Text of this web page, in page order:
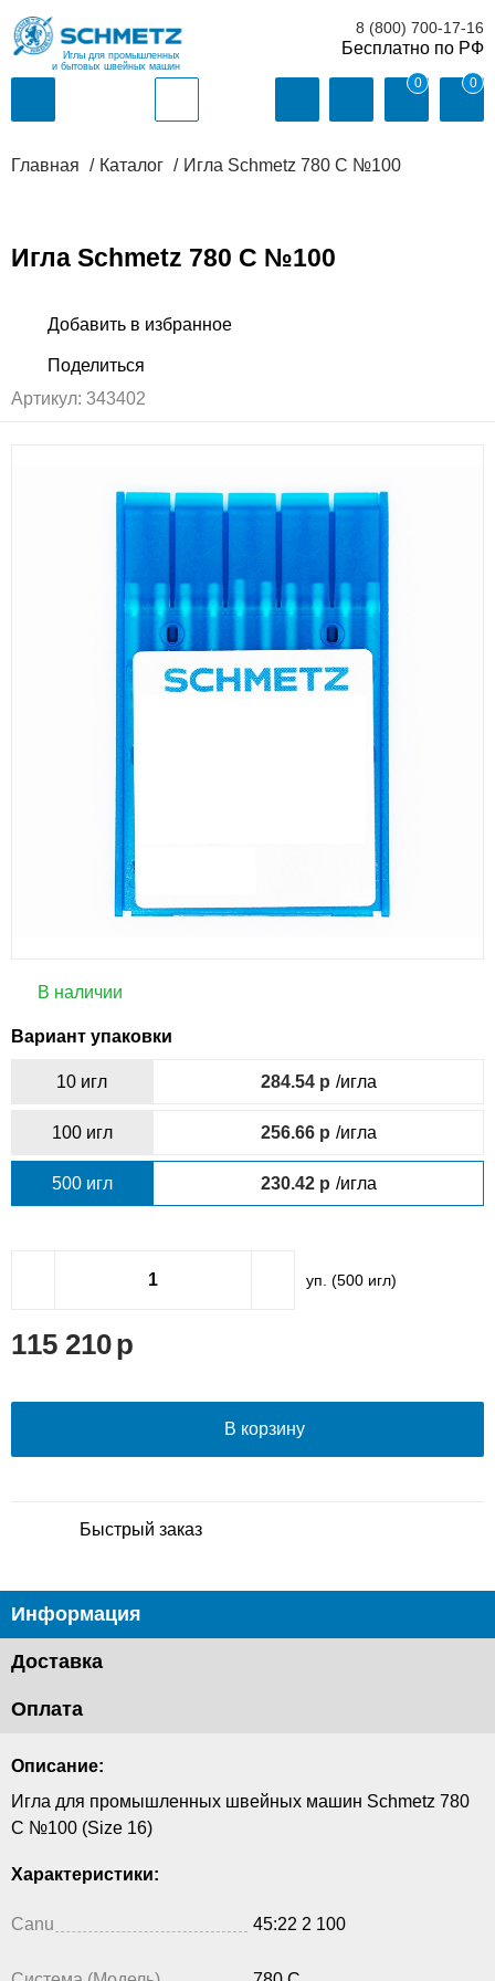
Иглы для промышленных
и бытовых швейных машин
8 (800) 700-17-16
0 0
Главная Каталог Игла Schmetz 780 C №100
Игла Schmetz 780 C №100
Артикул: 343402
В наличии
Вариант упаковки
10 игл 284.54 /игла
100 игл 256.66 /игла
500 игл 230.42 /игла
уп. (500игл)
115 210
В корзину
Быстрый заказ
Информация
Доставка
Оплата
Описание:
Игла для промышленных швейных машин Schmetz 780
C №100 (Size 16)
Характеристики:
Canu 45:22 2 100